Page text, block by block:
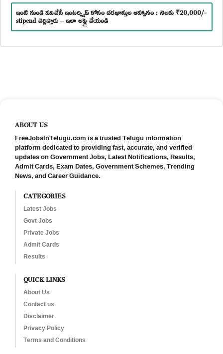
ఇంటి నుండి పనిచేసే ఇంటర్న్షిప్ కోసం దరఖాస్తుల ఆహ్వానం : నెలకు ₹20,000/-
stipend చెల్లిస్తారు – ఇలా అప్లై చేయండి
ABOUT US
FreeJobsInTelugu.com is a trusted Telugu information
platform dedicated to providing fast, accurate, and verified
updates on Government Jobs, Latest Notifications, Results,
Admit Cards, Exam Dates, Government Schemes, Trending
News, and Career Guidance.
CATEGORIES
Latest Jobs
Govt Jobs
Private Jobs
Admit Cards
Results
QUICK LINKS
About Us
Contact us
Disclaimer
Privacy Policy
Terms and Conditions